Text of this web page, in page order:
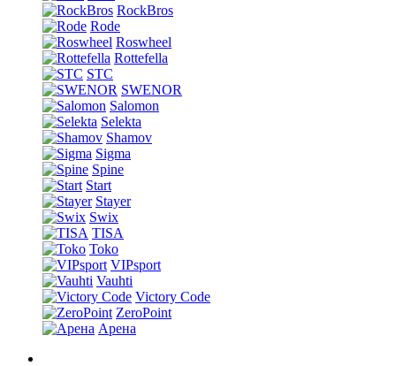
RockBros
Rode
Roswheel
Rottefella
STC
SWENOR
Salomon
Selekta
Shamov
Sigma
Spine
Start
Stayer
Swix
TISA
Toko
VIPsport
Vauhti
Victory Code
ZeroPoint
Арена